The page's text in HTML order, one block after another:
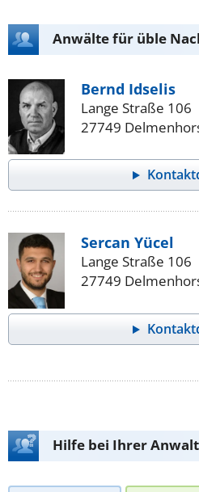
Anwälte für üble
Bernd Idselis
Lange Straße 106
27749
Sercan Yücel
Lange Straße 106
27749
Hilfe bei Ihrer